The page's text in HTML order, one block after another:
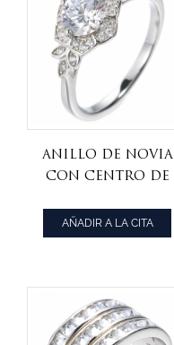
Anillo de novia
con centro de
blanca redonda
de plata chapada
AÑADIR A LA CITA